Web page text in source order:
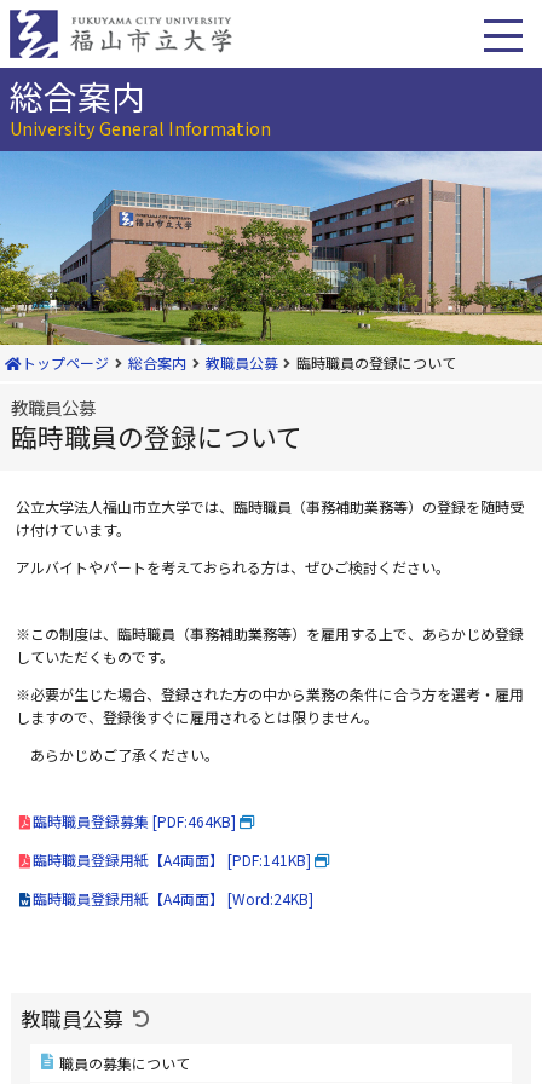
本
へ
動総合案内
University General Information
トップページ 総合案内 教職員公募 臨時職員の登録について
教職員公募
臨時職員の登録について
公立大学法人福山市立大学では、臨時職員（事務補助業務等）の登録を随時受
け付けています。
アルバイトやパートを考えておられる方は、ぜひご検討ください。
※この制度は、臨時職員（事務補助業務等）を雇用する上で、あらかじめ登録
していただくものです。
※必要が生じた場合、登録された方の中から業務の条件に合う方を選考・雇用
しますので、登録後すぐに雇用されるとは限りません。
あらかじめご了承ください。
臨時職員登録募集 [PDF:464KB]
臨時職員登録用紙【A4両面】 [PDF:141KB]
臨時職員登録用紙【A4両面】 [Word:24KB]
教職員公募
職員の募集について